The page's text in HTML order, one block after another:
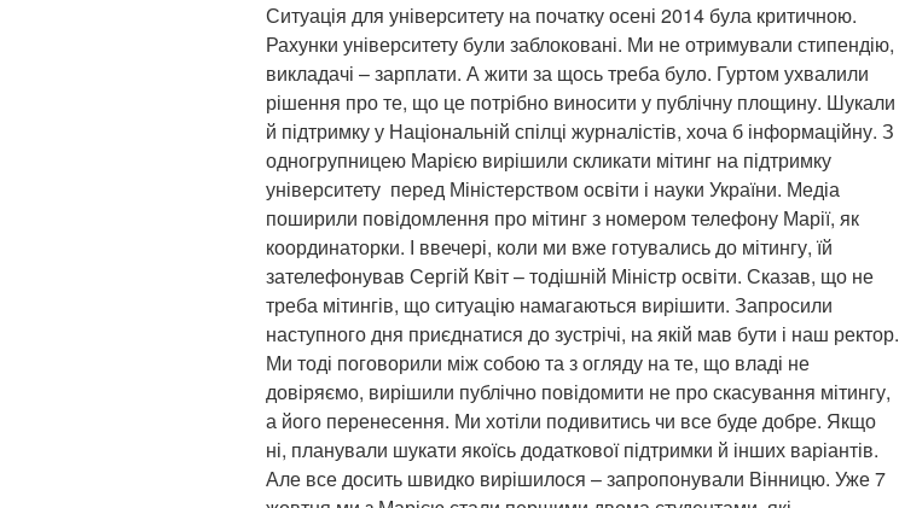
Ситуація для університету на початку осені 2014 була критичною.
Рахунки університету були заблоковані. Ми не отримували стипендію,
викладачі – зарплати. А жити за щось треба було. Гуртом ухвалили
рішення про те, що це потрібно виносити у публічну площину. Шукали
й підтримку у Національній спілці журналістів, хоча б інформаційну. З
одногрупницею Марією вирішили скликати мітинг на підтримку
університету перед Міністерством освіти і науки України. Медіа
поширили повідомлення про мітинг з номером телефону Марії, як
координаторки. І ввечері, коли ми вже готувались до мітингу, їй
зателефонував Сергій Квіт – тодішній Міністр освіти. Сказав, що не
треба мітингів, що ситуацію намагаються вирішити. Запросили
наступного дня приєднатися до зустрічі, на якій мав бути і наш ректор.
Ми тоді поговорили між собою та з огляду на те, що владі не
довіряємо, вирішили публічно повідомити не про скасування мітингу,
а його перенесення. Ми хотіли подивитись чи все буде добре. Якщо
ні, планували шукати якоїсь додаткової підтримки й інших варіантів.
Але все досить швидко вирішилося – запропонували Вінницю. Уже 7